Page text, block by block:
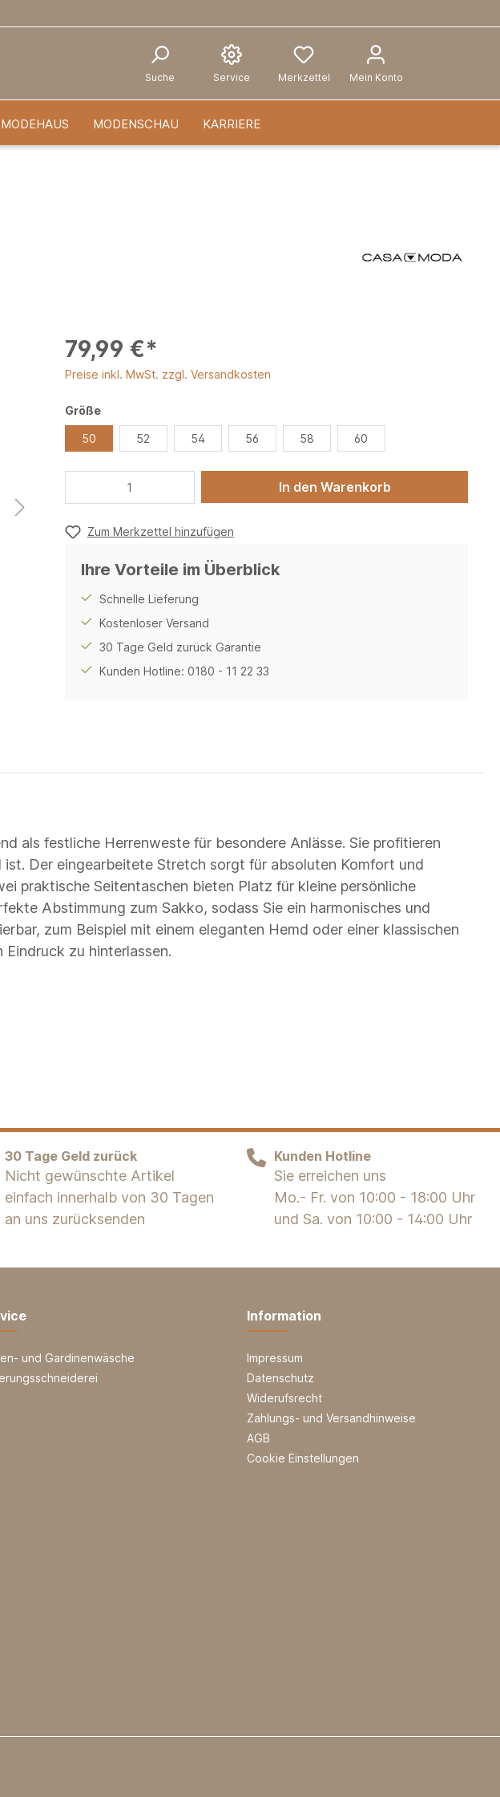
Suche Service Merkzettel Mein Konto
MODEHAUS MODENSCHAU KARRIERE
79,99 €*
Preise inkl. MwSt. zzgl. Versandkosten
Größe
50 52 54 56 58 60
In den Warenkorb
Zum Merkzettel hinzufügen
Ihre Vorteile im Überblick
Schnelle Lieferung
Kostenloser Versand
30 Tage Geld zurück Garantie
Kunden Hotline: 0180 - 11 22 33
als festliche Herrenweste für besondere Anlässe. Sie profitieren
Der eingearbeitete Stretch sorgt für absoluten Komfort und
praktische Seitentaschen bieten Platz für kleine persönliche
Abstimmung zum Sakko, sodass Sie ein harmonisches und
zum Beispiel mit einem eleganten Hemd oder einer klassischen
zu hinterlassen.
30 Tage Geld zurück
Nicht gewünschte Artikel
einfach innerhalb von 30 Tagen
an uns zurücksenden
Kunden Hotline
Sie erreichen uns
Mo.- Fr. von 10:00 - 18:00 Uhr
und Sa. von 10:00 - 14:00 Uhr
und Gardinenwäsche
Information
Impressum
Datenschutz
Widerufsrecht
Zahlungs- und Versandhinweise
AGB
Cookie Einstellungen